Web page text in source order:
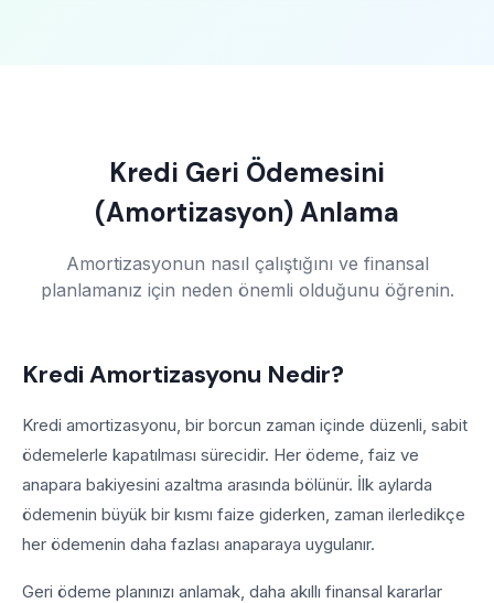
Kredi Geri Ödemesini
(Amortizasyon) Anlama
Amortizasyonun nasıl çalıştığını ve finansal
planlamanız için neden önemli olduğunu öğrenin.
Kredi Amortizasyonu Nedir?
Kredi amortizasyonu, bir borcun zaman içinde düzenli, sabit
ödemelerle kapatılması sürecidir. Her ödeme, faiz ve
anapara bakiyesini azaltma arasında bölünür. İlk aylarda
ödemenin büyük bir kısmı faize giderken, zaman ilerledikçe
her ödemenin daha fazlası anaparaya uygulanır.
Geri ödeme planınızı anlamak, daha akıllı finansal kararlar